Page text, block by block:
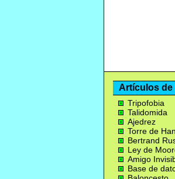
Artículos de
Tripofobia
Talidomida
Ajedrez
Torre de
Bertrand
Ley de
Amigo
Base de